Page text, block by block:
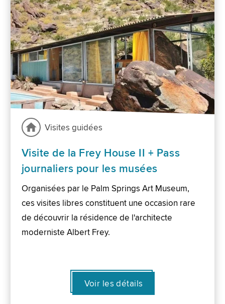
Visites guidées
Visite de la Frey House II + Pass
journaliers pour les musées
Organisées par le Palm Springs Art Museum,
ces visites libres constituent une occasion rare
de découvrir la résidence de l'architecte
moderniste Albert Frey.
Voir les détails